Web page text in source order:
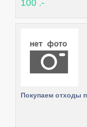
100 .-
Покупаем отходы